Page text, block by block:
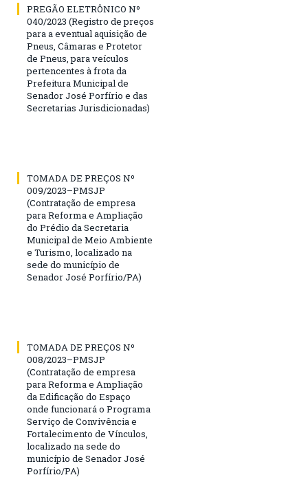
PREGÃO ELETRÔNICO Nº
040/2023 (Registro de preços
para a eventual aquisição de
Pneus, Câmaras e Protetor
de Pneus, para veículos
pertencentes à frota da
Prefeitura Municipal de
Senador José Porfírio e das
Secretarias Jurisdicionadas)
TOMADA DE PREÇOS Nº
009/2023–PMSJP
(Contratação de empresa
para Reforma e Ampliação
do Prédio da Secretaria
Municipal de Meio Ambiente
e Turismo, localizado na
sede do município de
Senador José Porfírio/PA)
TOMADA DE PREÇOS Nº
008/2023–PMSJP
(Contratação de empresa
para Reforma e Ampliação
da Edificação do Espaço
onde funcionará o Programa
Serviço de Convivência e
Fortalecimento de Vínculos,
localizado na sede do
município de Senador José
Porfírio/PA)